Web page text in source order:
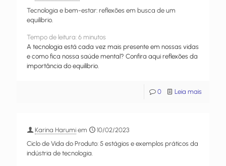
Tecnologia e bem-estar: reflexões em busca de um
equilíbrio.
Tempo de leitura: 6 minutos
A tecnologia está cada vez mais presente em nossas vidas
e como fica nossa saúde mental? Confira aqui reflexões da
importância do equilíbrio.
0 Leia mais
Karina Harumi em
10/02/2023
Ciclo de Vida do Produto: 5 estágios e exemplos práticos da
indústria de tecnologia.